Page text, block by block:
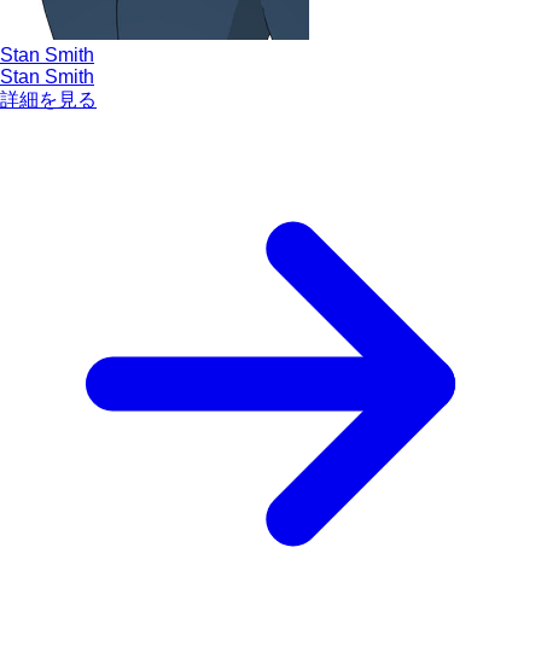
Stan Smith
Stan Smith
詳細を見る